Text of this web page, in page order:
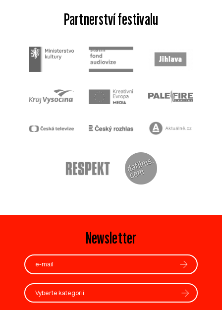
Partnerství festivalu
Newsletter
Vyberte kategorii